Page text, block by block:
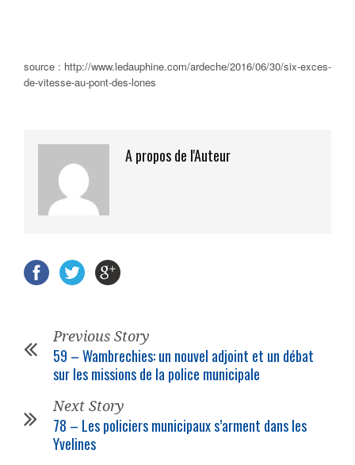
source : http://www.ledauphine.com/ardeche/2016/06/30/six-exces-
de-vitesse-au-pont-des-lones
A propos de l'Auteur
Previous Story
59 – Wambrechies: un nouvel adjoint et un débat
sur les missions de la police municipale
Next Story
78 – Les policiers municipaux s’arment dans les
Yvelines